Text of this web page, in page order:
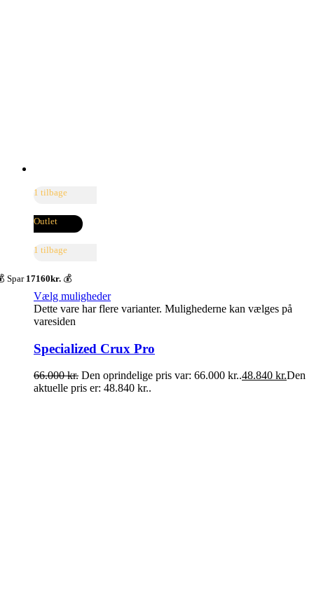
1 tilbage
Outlet
1 tilbage
Spar 17160kr.💰
Vælg muligheder
Dette vare har flere varianter. Mulighederne kan vælges på
varesiden
Specialized Crux Pro
66.000kr. Den oprindelige pris var: 66.000 kr..48.840 kr.Den
aktuelle pris er: 48.840 kr..